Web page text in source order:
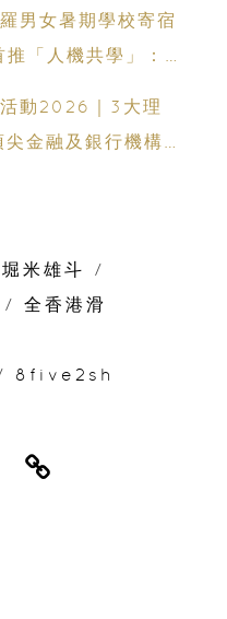
男女暑期學校寄宿
「人機共學」：
活動2026｜3大理
金融及銀行機構
堀米雄斗
/
/
全香港滑
8five2sh